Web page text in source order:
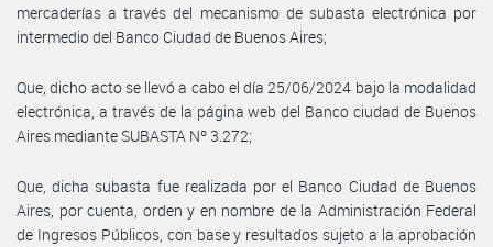
mercaderías a través del mecanismo de subasta electrónica por
intermedio del Banco Ciudad de Buenos Aires;
Que, dicho acto se llevó a cabo el día 25/06/2024 bajo la modalidad
electrónica, a través de la página web del Banco ciudad de Buenos
Aires mediante SUBASTA Nº 3.272;
Que, dicha subasta fue realizada por el Banco Ciudad de Buenos
Aires, por cuenta, orden y en nombre de la Administración Federal
de Ingresos Públicos, con base y resultados sujeto a la aprobación